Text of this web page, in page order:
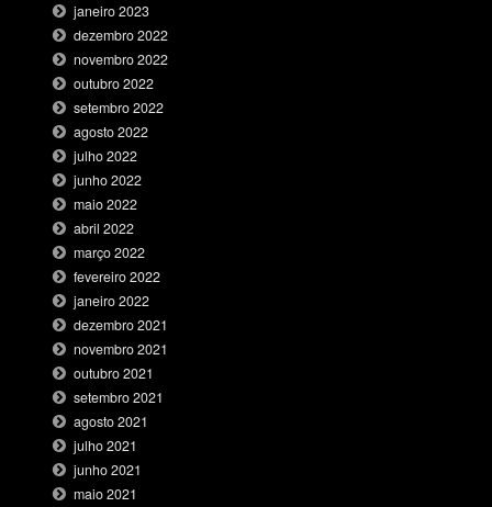
janeiro 2023
dezembro 2022
novembro 2022
outubro 2022
setembro 2022
agosto 2022
julho 2022
junho 2022
maio 2022
abril 2022
março 2022
fevereiro 2022
janeiro 2022
dezembro 2021
novembro 2021
outubro 2021
setembro 2021
agosto 2021
julho 2021
junho 2021
maio 2021